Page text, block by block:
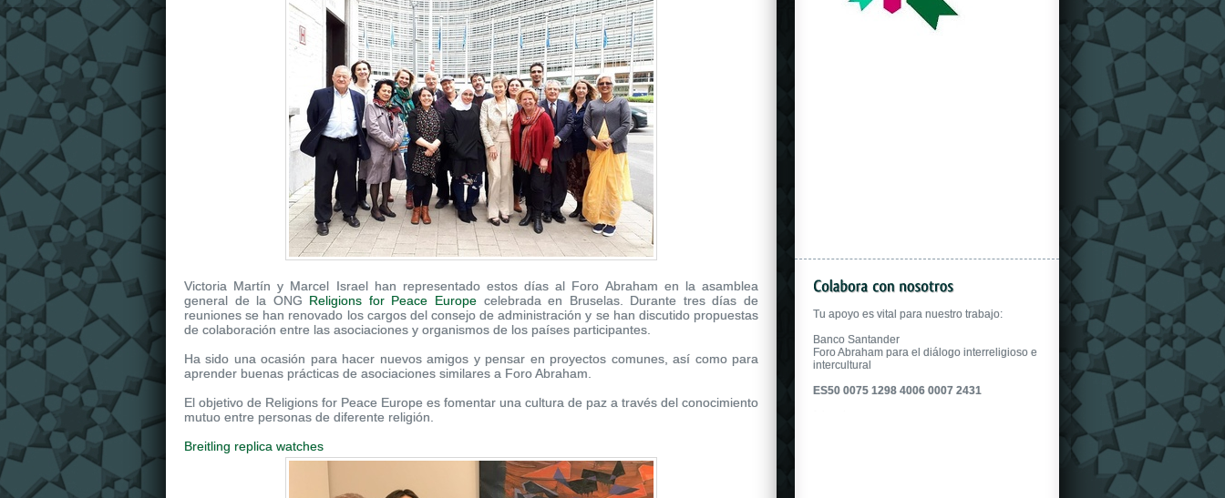
Victoria Martín y Marcel Israel han representado estos días al Foro Abraham en la asamblea
general de la ONG Religions for Peace Europe celebrada en Bruselas. Durante tres días de
reuniones se han renovado los cargos del consejo de administración y se han discutido propuestas
de colaboración entre las asociaciones y organismos de los países participantes.
Ha sido una ocasión para hacer nuevos amigos y pensar en proyectos comunes, así como para
aprender buenas prácticas de asociaciones similares a Foro Abraham.
El objetivo de Religions for Peace Europe es fomentar una cultura de paz a través del conocimiento
mutuo entre personas de diferente religión.
Breitling replica watches
Tu apoyo es vital para nuestro trabajo:
Banco Santander
Foro Abraham para el diálogo interreligioso e
intercultural
ES50 0075 1298 4006 0007 2431